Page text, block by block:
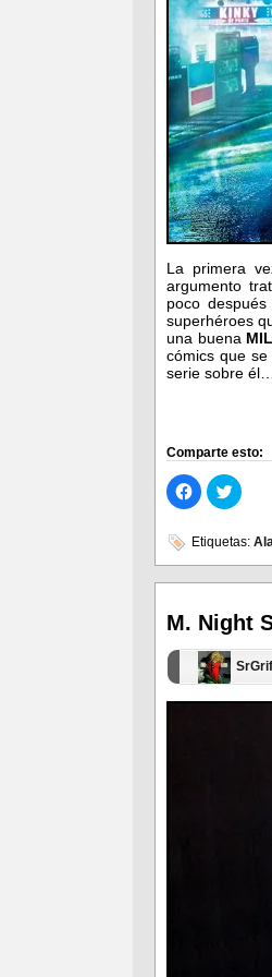
La primera
argumento
poco
superhéroes
una buena
cómics que
serie sobre él…
Comparte esto:
Haz
clic
para
en
Facebook
(Se
abre
ventana
nueva)
Haz
clic
en
(Se
abre
Etiquetas:
M. Night